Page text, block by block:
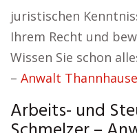
juristischen
Ihrem Recht und
Wissen Sie schon
– Anwalt
Arbeits- und